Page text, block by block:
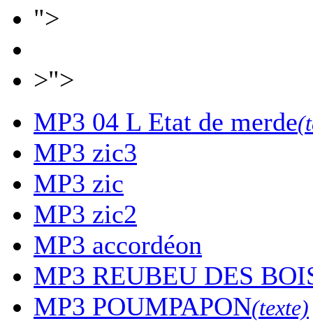
">
>">
MP3 04 L Etat de merde
MP3 zic3
MP3 zic
MP3 zic2
MP3 accordéon
MP3 REUBEU DES
MP3 POUMPAPON(texte)